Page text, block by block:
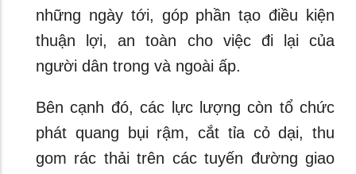
những ngày tới, góp phần tạo điều kiện
thuận lợi, an toàn cho việc đi lại của
người dân trong và ngoài ấp.
Bên cạnh đó, các lực lượng còn tổ chức
phát quang bụi rậm, cắt tỉa cỏ dại, thu
gom rác thải trên các tuyến đường giao